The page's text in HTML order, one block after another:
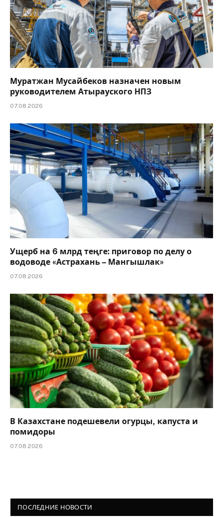
Муратжан Мусайбеков назначен новым
руководителем Атырауского НПЗ
07.08.2026
Ущерб на 6 млрд теңге: приговор по делу о
водоводе «Астрахань – Мангышлак»
07.08.2026
В Казахстане подешевели огурцы, капуста и
помидоры
07.08.2026
ПОСЛЕДНИЕ НОВОСТИ